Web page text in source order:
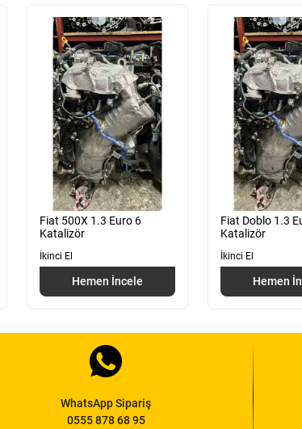
Fiat 500X 1.3 Euro 6
Katalizör
İkinci El
Hemen İncele
Fiat Doblo 1.3
Katalizör
İkinci El
Hemen
WhatsApp Sipariş
0555 878 68 95